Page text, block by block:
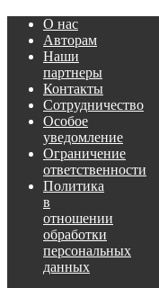
О нас
Авторам
Наши
партнеры
Контакты
Сотрудничество
Особое
уведомление
Ограничение
ответственности
Политика
в
отношении
обработки
персональных
данных